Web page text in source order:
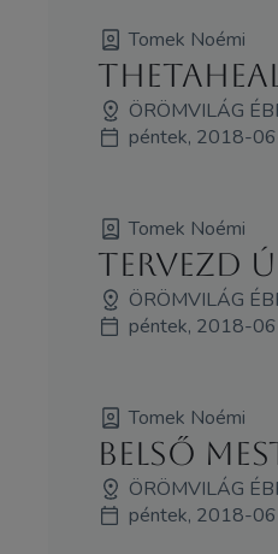
Tomek Noémi
ÖRÖMVILÁG
péntek, 2018-
Tomek Noémi
Tervezd
ÖRÖMVILÁG
péntek, 2018-
Tomek Noémi
Belső
ÖRÖMVILÁG
péntek, 2018-